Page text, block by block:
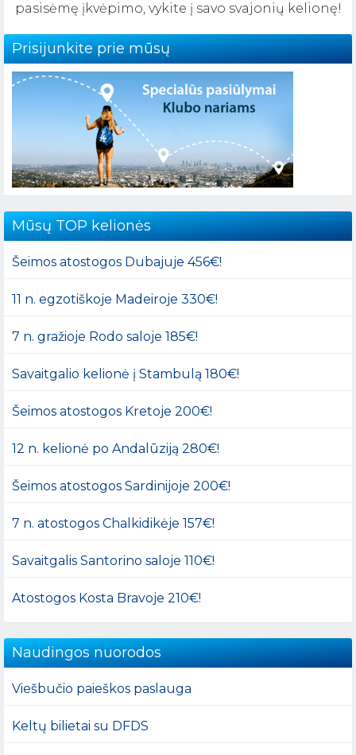
pasisėmę įkvėpimo, vykite į savo svajonių kelionę!
Prisijunkite prie mūsų
Mūsų TOP kelionės
Šeimos atostogos Dubajuje 456€!
11 n. egzotiškoje Madeiroje 330€!
7 n. gražioje Rodo saloje 185€!
Savaitgalio kelionė į Stambulą 180€!
Šeimos atostogos Kretoje 200€!
12 n. kelionė po Andalūziją 280€!
Šeimos atostogos Sardinijoje 200€!
7 n. atostogos Chalkidikėje 157€!
Savaitgalis Santorino saloje 110€!
Atostogos Kosta Bravoje 210€!
Naudingos nuorodos
Viešbučio paieškos paslauga
Keltų bilietai su DFDS